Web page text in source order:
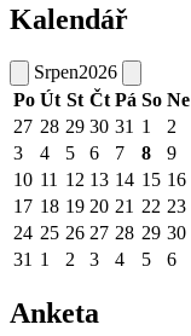
Kalendář
Srpen2026
Po Út St Čt Pá So Ne
27 28 29 30 31 1
2
3
4 5 6 7 8
9
10 11 12 13 14 15 16
17 18 19 20 21 22 23
24 25 26 27 28 29 30
31 1 2 3 4 5 6
Anketa